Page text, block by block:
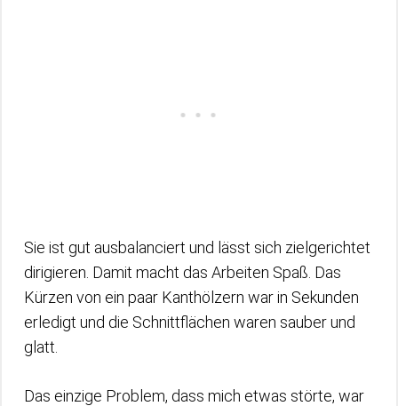
Sie ist gut ausbalanciert und lässt sich zielgerichtet
dirigieren. Damit macht das Arbeiten Spaß. Das
Kürzen von ein paar Kanthölzern war in Sekunden
erledigt und die Schnittflächen waren sauber und
glatt.
Das einzige Problem, dass mich etwas störte, war